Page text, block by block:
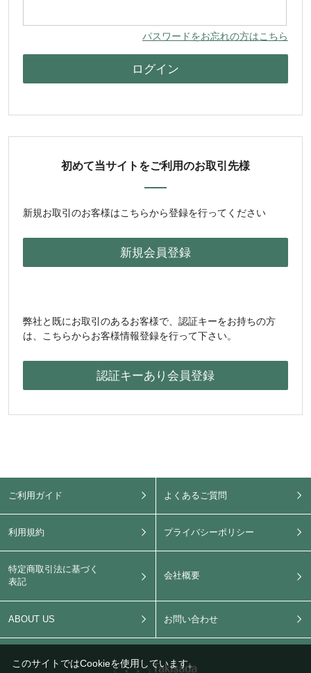
パスワードをお忘れの方はこちら
初めて当サイトをご利用のお取引先様
新規お取引のお客様はこちらから登録を行ってください
弊社と既にお取引のあるお客様で、認証キーをお持ちの方
は、こちらからお客様情報登録を行って下さい。
ご利用ガイド よくあるご質問
利用規約 プライバシーポリシー
特定商取引法に基づく
表記
会社概要
ABOUT US お問い合わせ
このサイトではCookieを使用しています。